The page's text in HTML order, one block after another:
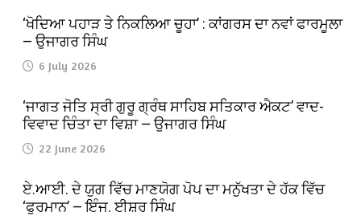
‘ਖੋਦਿਆ ਪਹਾੜ ਤੇ ਨਿਕਲਿਆ ਚੂਹਾ’ : ਕਾਂਗਰਸ ਦਾ ਨਵਾਂ ਫਾਰਮੂਲਾ
— ਉਜਾਗਰ ਸਿੰਘ
6 July 2026
‘ਜਾਗਤ ਜੋਤਿ ਸ੍ਰੀ ਗੁਰੂ ਗ੍ਰੰਥ ਸਾਹਿਬ ਸਤਿਕਾਰ ਐਕਟ’ ਵਾਦ-
ਵਿਵਾਦ ਚਿੰਤਾ ਦਾ ਵਿਸ਼ਾ — ਉਜਾਗਰ ਸਿੰਘ
22 June 2026
ਏ.ਆਈ. ਦੇ ਯੁਗ ਵਿੱਚ ਮਾਣਯੋਗ ਪੋਪ ਦਾ ਮਨੁੱਖਤਾ ਦੇ ਹੱਕ ਵਿੱਚ
‘ਫੁਰਮਾਨ’ — ਇੰਜ. ਈਸ਼ਰ ਸਿੰਘ